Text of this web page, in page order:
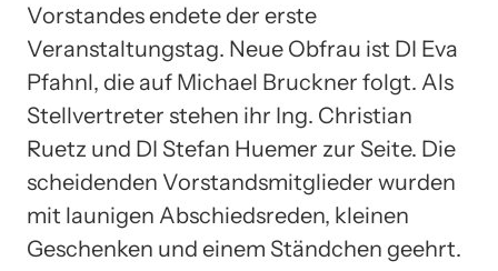
Vorstandes endete der erste
Veranstaltungstag. Neue Obfrau ist DI Eva
Pfahnl, die auf Michael Bruckner folgt. Als
Stellvertreter stehen ihr Ing. Christian
Ruetz und DI Stefan Huemer zur Seite. Die
scheidenden Vorstandsmitglieder wurden
mit launigen Abschiedsreden, kleinen
Geschenken und einem Ständchen geehrt.